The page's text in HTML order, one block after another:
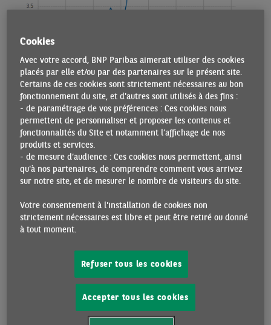
En janvier, les entreprises américaines ont cependant exprimé un regain de
confiance quant à la croissance de leur chiffre d’affaires. Cette évolution positive
est vraisemblablement liée à la croissance du PIB au quatrième trimestre 2023,
qui est restée élevée et supérieure aux attentes. À noter que l’indicateur
d’incertitude est à son niveau le plus bas depuis avril 2020.
L’indice du risque géopolitique, qui est également fondé sur la couverture
Cookies
Avec votre accord, BNP Paribas aimerait utiliser des cookies
placés par elle et/ou par des partenaires sur le présent site.
Certains de ces cookies sont strictement nécessaires au bon
fonctionnement du site, et d'autres sont utilisés à des fins :
- de paramétrage de vos préférences : Ces cookies nous
permettent de personnaliser et proposer les contenus et
fonctionnalités du Site et notamment l’affichage de nos
produits et services.
- de mesure d’audience : Ces cookies nous permettent, ainsi
qu'à nos partenaires, de comprendre comment vous arrivez
sur notre site, et de mesurer le nombre de visiteurs du site.
Votre consentement à l'installation de cookies non
strictement nécessaires est libre et peut être retiré ou donné
à tout moment.
Refuser tous les cookies
Accepter tous les cookies